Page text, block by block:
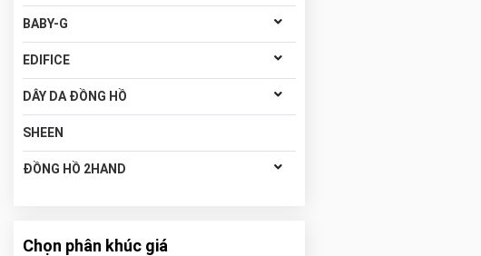
BABY-G
EDIFICE
DÂY DA ĐỒNG HỒ
SHEEN
ĐỒNG HỒ 2HAND
Chọn phân khúc giá